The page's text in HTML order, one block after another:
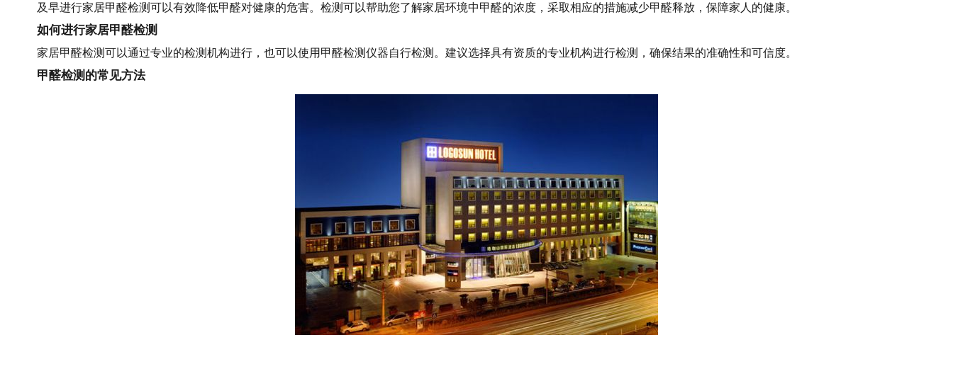
及早进行家居甲醛检测可以有效降低甲醛对健康的危害。检测可以帮助您了解家居环境中甲醛的浓度，采取相应的措施减少甲醛释放，保障家人的健康。
如何进行家居甲醛检测
家居甲醛检测可以通过专业的检测机构进行，也可以使用甲醛检测仪器自行检测。建议选择具有资质的专业机构进行检测，确保结果的准确性和可信度。
甲醛检测的常见方法